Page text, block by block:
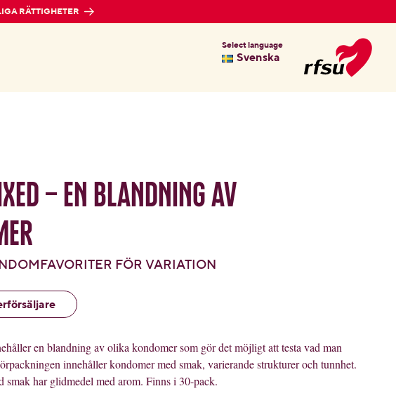
RÄTTIGHETER
Select language
Svenska
– en blandning av
FÖR VARIATION
en blandning av olika kondomer som gör det möjligt att testa vad man
innehåller kondomer med smak, varierande strukturer och tunnhet.
smak har glidmedel med arom. Finns i 30-pack.